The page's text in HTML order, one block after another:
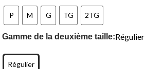
P M G TG 2TG
Gamme de la deuxième taille:Régulier
Régulier